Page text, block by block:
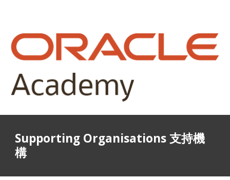
Supporting Organisations 支持機
構